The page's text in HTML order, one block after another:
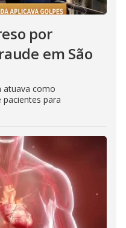
por
em São
atuava como
para